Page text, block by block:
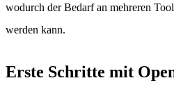
wodurch der Bedarf an mehreren
werden kann.
Erste Schritte mit